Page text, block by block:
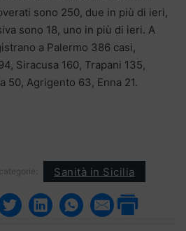
sono 250, due in più di ieri,
sono 18, uno in più di ieri. A
a Palermo 386 casi,
Siracusa 160, Trapani 135,
50, Agrigento 63, Enna 21.
Sanità in Sicilia